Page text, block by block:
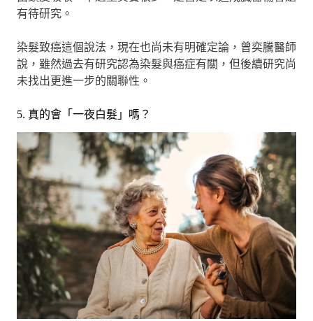
有待研究。
染髮致癌這個說法，現在也尚未有明確定論，曾奕騰醫師
說，雖然過去有研究認為染髮與癌症有關，但後續研究尚
未找出更進一步的關聯性。
5. 真的會「一夜白髮」嗎？